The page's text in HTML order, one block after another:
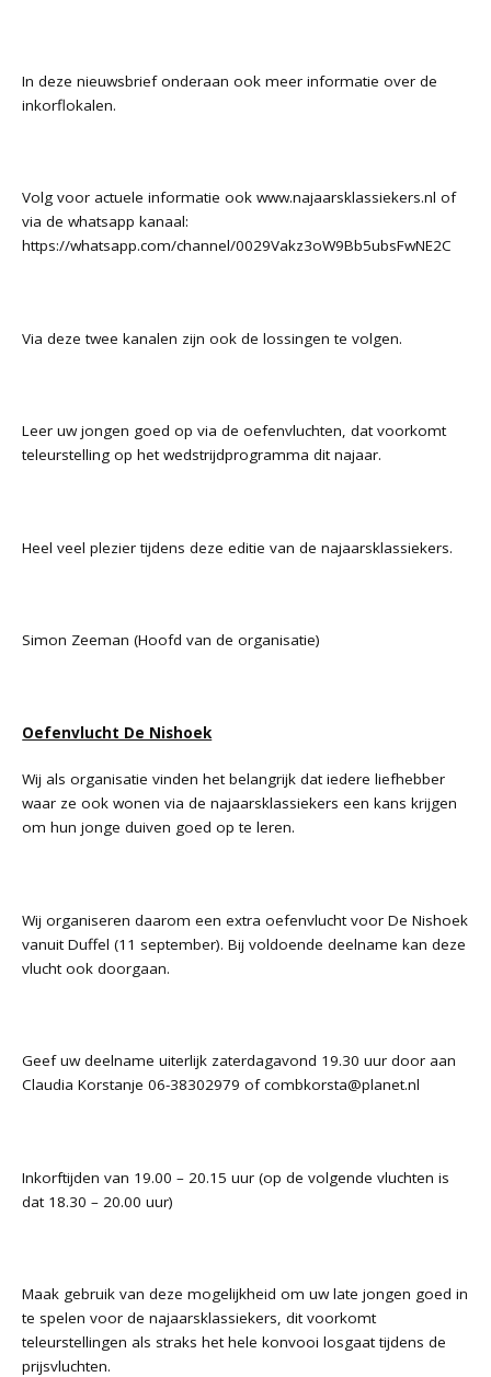
In deze nieuwsbrief onderaan ook meer informatie over de
inkorflokalen.
Volg voor actuele informatie ookwww.najaarsklassiekers.nl of
via de whatsapp kanaal:
https://whatsapp.com/channel/0029Vakz3oW9Bb5ubsFwNE2C
Via deze twee kanalen zijn ook de lossingen te volgen.
Leer uw jongen goed op via de oefenvluchten, dat voorkomt
teleurstelling op het wedstrijdprogramma dit najaar.
Heel veel plezier tijdens deze editie van de najaarsklassiekers.
Simon Zeeman (Hoofd van de organisatie)
Oefenvlucht De Nishoek
Wij als organisatie vinden het belangrijk dat iedere liefhebber
waar ze ook wonen via de najaarsklassiekers een kans krijgen
om hun jonge duiven goed op te leren.
Wij organiseren daarom een extra oefenvlucht voor De Nishoek
vanuit Duffel (11 september). Bij voldoende deelname kan deze
vlucht ook doorgaan.
Geef uw deelname uiterlijk zaterdagavond 19.30 uur door aan
Claudia Korstanje 06-38302979 ofcombkorsta@planet.nl
Inkorftijden van 19.00 – 20.15 uur (op de volgende vluchten is
dat 18.30 – 20.00 uur)
Maak gebruik van deze mogelijkheid om uw late jongen goed in
te spelen voor de najaarsklassiekers, dit voorkomt
teleurstellingen als straks het hele konvooi losgaat tijdens de
prijsvluchten.